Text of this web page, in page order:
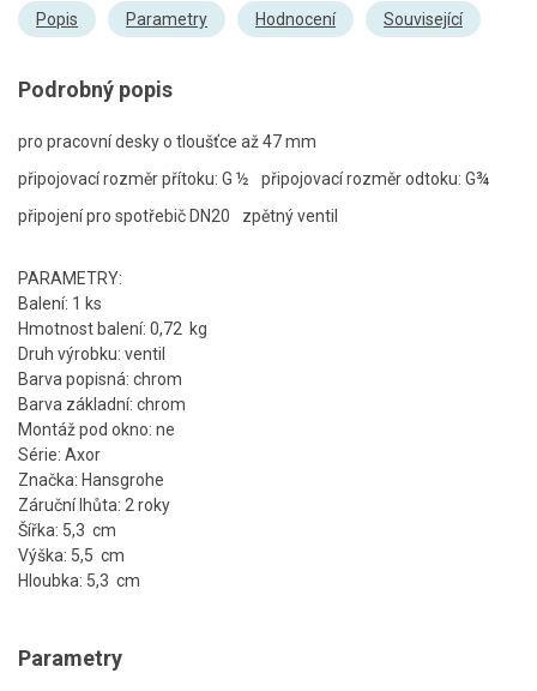
Popis Parametry Hodnocení Související
Podrobný popis
pro pracovní desky o tloušťce až 47 mm
připojovací rozměr přítoku: G ½
připojovací rozměr odtoku: G¾
připojení pro spotřebič DN20
zpětný ventil
PARAMETRY:
Balení: 1 ks
Hmotnost balení: 0,72 kg
Druh výrobku: ventil
Barva popisná: chrom
Barva základní: chrom
Montáž pod okno: ne
Série: Axor
Značka: Hansgrohe
Záruční lhůta: 2 roky
Šířka: 5,3 cm
Výška: 5,5 cm
Hloubka: 5,3 cm
Parametry